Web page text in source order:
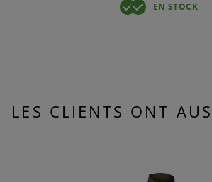
EN STOCK
LES CLIENTS ONT